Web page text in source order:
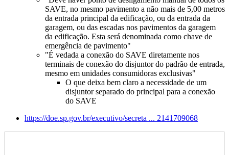
SAVE, no mesmo pavimento a não mais de 5,00 metros
da entrada principal da edificação, ou da entrada da
garagem, ou das escadas nos pavimentos da garagem
da edificação. Esta será denominada como chave de
emergência de pavimento"
"É vedada a conexão do SAVE diretamente nos
terminais de conexão do disjuntordo padrão de entrada,
mesmo em unidades consumidoras exclusivas"
O que deixa bem claro a necessidade de um
disjuntorseparado do principal para a conexão
do SAVE
https://doe.sp.gov.br/executivo/secreta ... 2141709068